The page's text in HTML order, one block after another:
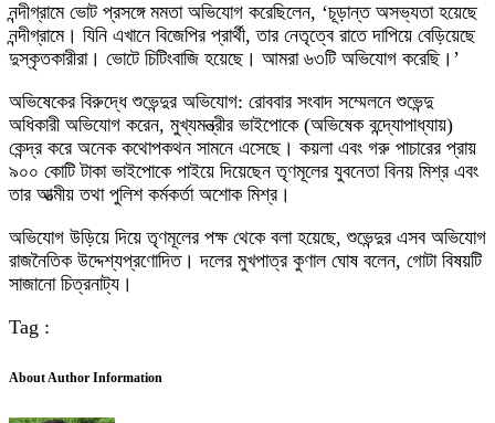
নন্দীগ্রামে ভোট প্রসঙ্গে মমতা অভিযোগ করেছিলেন, ‘চূড়ান্ত অসভ্যতা হয়েছে
নন্দীগ্রামে। যিনি এখানে বিজেপির প্রার্থী, তার নেতৃত্বে রাতে দাপিয়ে বেড়িয়েছে
দুস্কৃতকারীরা। ভোটে চিটিংবাজি হয়েছে। আমরা ৬৩টি অভিযোগ করেছি।’
অভিষেকের বিরুদ্ধে শুভেন্দুর অভিযোগ: রোববার সংবাদ সম্মেলনে শুভেন্দু
অধিকারী অভিযোগ করেন, মুখ্যমন্ত্রীর ভাইপোকে (অভিষেক বন্দ্যোপাধ্যায়)
কেন্দ্র করে অনেক কথোপকথন সামনে এসেছে। কয়লা এবং গরু পাচারের প্রায়
৯০০ কোটি টাকা ভাইপোকে পাইয়ে দিয়েছেন তৃণমূলের যুবনেতা বিনয় মিশ্র এবং
তার আত্মীয় তথা পুলিশ কর্মকর্তা অশোক মিশ্র।
অভিযোগ উড়িয়ে দিয়ে তৃণমূলের পক্ষ থেকে বলা হয়েছে, শুভেন্দুর এসব অভিযোগ
রাজনৈতিক উদ্দেশ্যপ্রণোদিত। দলের মুখপাত্র কুণাল ঘোষ বলেন, গোটা বিষয়টি
সাজানো চিত্রনাট্য।
Tag :
About Author Information